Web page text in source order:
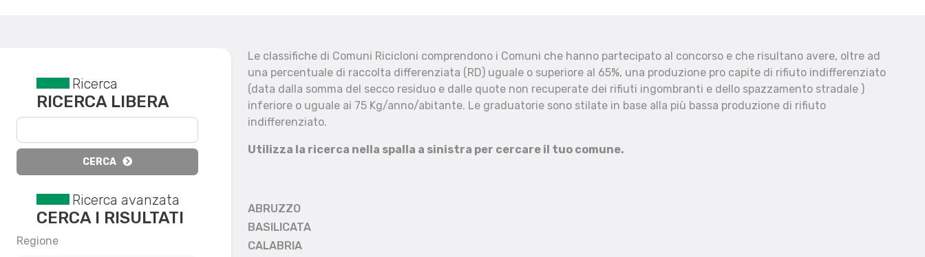
Reset filtri
Ricerca
RICERCA LIBERA
CERCA
Ricerca avanzata
CERCA I RISULTATI
Regione
Le classifiche di Comuni Ricicloni comprendono i Comuni che hanno partecipato al concorso e che risultano avere, oltre ad
una percentuale di raccolta differenziata (RD) uguale o superiore al 65%, una produzione pro capite di rifiuto indifferenziato
(data dalla somma del secco residuo e dalle quote non recuperate dei rifiuti ingombranti e dello spazzamento stradale )
inferiore o uguale ai 75 Kg/anno/abitante. Le graduatorie sono stilate in base alla più bassa produzione di rifiuto
indifferenziato.
Utilizza la ricerca nella spalla a sinistra per cercare il tuo comune.
ABRUZZO
BASILICATA
CALABRIA